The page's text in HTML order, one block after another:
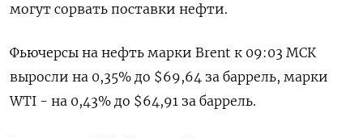
могут сорвать поставки нефти.
Фьючерсы на нефть марки Brent к 09:03 МСК
выросли ​на 0,35% до $69,64 ​за баррель, марки ​
WTI - на ⁠0,43% до $64,91 за баррель.